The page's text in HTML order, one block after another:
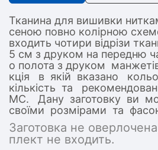
Тканина для вишивки
сеною повно колірною
входить чотири відрізи
5 см з друком на передню
о полота з друком
кція в якій вказано
кількість та
MC. Дану заготовку ви
своїми розмірами та
Заготовка не
плект не входить.